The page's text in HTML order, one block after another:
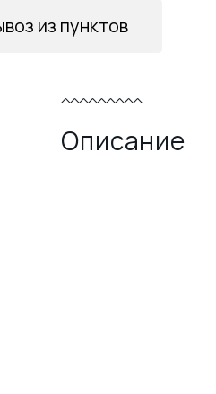
Описание
из пунктов